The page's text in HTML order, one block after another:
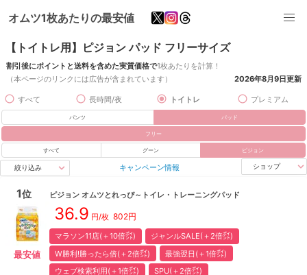
オムツ1枚あたりの最安値
【トイトレ用】ピジョン パッド フリーサイズ
割引後にポイントと送料を含めた実質価格で1枚あたりを計算！
（本ページのリンクには広告が含まれています）
2026年8月9日更新
すべて 長時間/夜 トイトレ プレミアム
パンツ パッド
フリー
すべて グーン ピジョン
絞り込み キャンペーン情報 ショップ
1位
最安値
ピジョン オムツとれっぴ～トイレ・トレーニングパッド
36.9 円/枚 802円
マラソン11店(＋10倍㌽)
ジャンルSALE(＋2倍㌽)
W勝利!勝ったら倍(＋2倍㌽)
最強翌日(＋1倍㌽)
ウェブ検索利用(＋1倍㌽)
SPU(＋2倍㌽)